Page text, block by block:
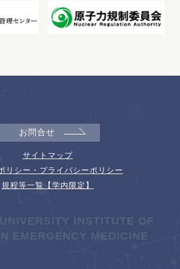
お問合せ
サイトマップ
リシー・プライバシーポリシー
規程等一覧【学内限定】
INSTITUTE OF
EMERGENCY MEDICINE